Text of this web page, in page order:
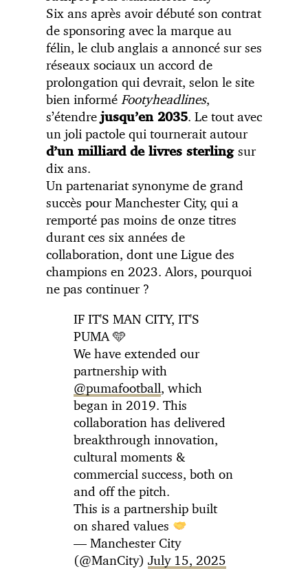
Six ans après avoir débuté son contrat
de sponsoring avec la marque au
félin, le club anglais a annoncé sur ses
réseaux sociaux un accord de
prolongation qui devrait, selon le site
bien informé Footyheadlines,
s’étendre jusqu’en 2035. Le tout avec
un joli pactole qui tournerait autour
d’un milliard de livres sterling sur
dix ans.
Un partenariat synonyme de grand
succès pour Manchester City, qui a
remporté pas moins de onze titres
durant ces six années de
collaboration, dont une Ligue des
champions en 2023. Alors, pourquoi
ne pas continuer ?
IF IT'S MAN CITY, IT'S
PUMA 🩵
We have extended our
partnership with
@pumafootball, which
began in 2019. This
collaboration has delivered
breakthrough innovation,
cultural moments &
commercial success, both on
and off the pitch.
This is a partnership built
on shared values
— Manchester City
(@ManCity) July 15, 2025